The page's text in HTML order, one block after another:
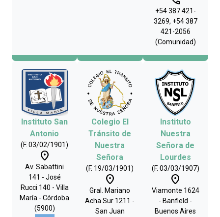
+54 387 421-
3269, +54 387
421-2056
(Comunidad)
Instituto San
Antonio
(F. 03/02/1901)
place
Av. Sabattini
141 - José
Rucci 140 - Villa
María - Córdoba
(5900)
Colegio El
Tránsito de
Nuestra
Señora
(F. 19/03/1901)
place
Gral. Mariano
Acha Sur 1211 -
San Juan
Instituto
Nuestra
Señora de
Lourdes
(F. 03/03/1907)
place
Viamonte 1624
- Banfield -
Buenos Aires